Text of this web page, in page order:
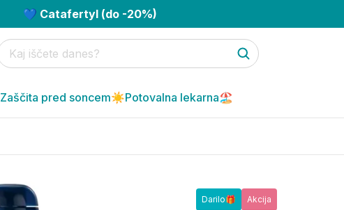
💙 Catafertyl (do -20%)
Zaščita pred soncem☀️Potovalna lekarna🏖️
Darilo🎁 Akcija